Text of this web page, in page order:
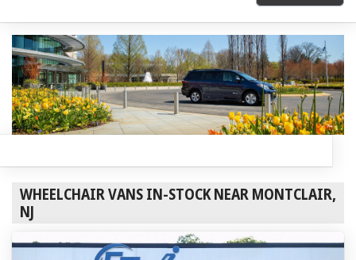
WHEELCHAIR VANS IN-STOCK NEAR MONTCLAIR,
NJ